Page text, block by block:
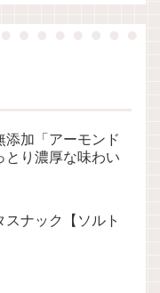
添加「アーモンド
とり濃厚な味わい
スナック【ソルト